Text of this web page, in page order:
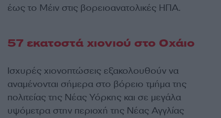
έως το Μέιν στις βορειοανατολικές ΗΠΑ.
57 εκατοστά χιονιού στο Οχάιο
Ισχυρές χιονοπτώσεις εξακολουθούν να
αναμένονται σήμερα στο βόρειο τμήμα της
πολιτείας της Νέας Υόρκης και σε μεγάλα
υψόμετρα στην περιοχή της Νέας Αγγλίας